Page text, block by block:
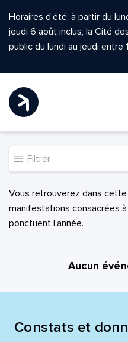
Horaires d'été: à partir du
jeudi 6 août inclus, la Cité
public du lundi au jeudi entre
Filtrer
Vous retrouverez dans
manifestations consacrées
ponctuent l’année.
Aucun
Constats et